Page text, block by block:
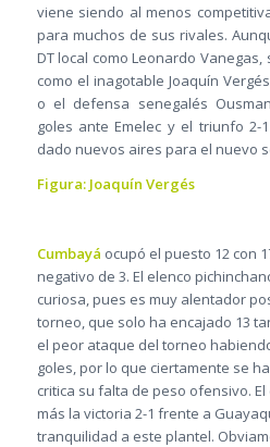
viene siendo al menos
para muchos de sus rivales.
DT local como Leonardo
como el inagotable Joaquín
o el defensa senegalés
goles ante Emelec y el triunfo 2-
dado nuevos aires para el nuevo
Figura: Joaquín Vergés
Cumbayá ocupó el puesto 12 con
negativo de 3. El elenco
curiosa, pues es muy alentador
torneo, que solo ha encajado 13
el peor ataque del torneo
goles, por lo que ciertamente se
critica su falta de peso ofensivo.
más la victoria 2-1 frente a
tranquilidad a este plantel.